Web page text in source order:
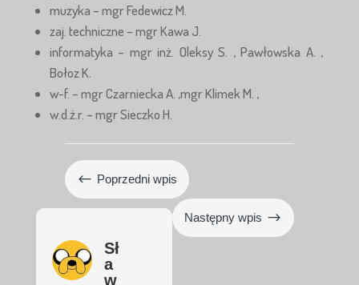
muzyka – mgr Fedewicz M.
zaj. techniczne – mgr Kawa J.
informatyka – mgr inż. Oleksy S. , Pawłowska A. ,
Bołoz K.
w-f. – mgr Czarniecka A. ,mgr Klimek M. ,
w.d.ż.r. – mgr Sieczko H.
# Poprzedni wpis
Następny wpis $
Sł
a
w